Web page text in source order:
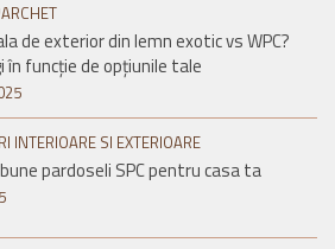
de exterior din lemn exotic vs WPC?
în funcție de opțiunile tale
INTERIOARE SI EXTERIOARE
pardoseli SPC pentru casa ta